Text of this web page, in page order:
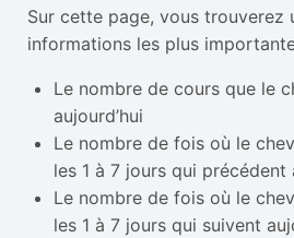
Sur cette page, vous trouverez
informations les plus
Le nombre de cours que le
aujourd’hui
Le nombre de fois où le
les 1 à 7 jours qui précédent
Le nombre de fois où le
les 1 à 7 jours qui suivent